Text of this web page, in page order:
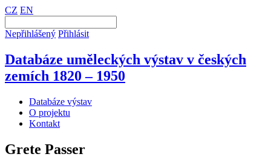
CZ EN
Nepřihlášený Přihlásit
Databáze uměleckých výstav v českých
zemích 1820 – 1950
Databáze výstav
O projektu
Kontakt
Grete Passer